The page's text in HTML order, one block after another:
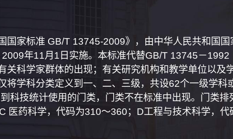
国家标准 GB/T 13745-2009》，由中华人民共和国
年11月1日实施。本标准代替GB/T 13745－
关科学家群体的出现；有关研究机构和教学单位以及
将学科分类定义到一、二、三级，共设62个一级学科
科技统计使用的门类，门类不在标准中出现。门类
医药科学，代码为310～360；D工程与技术科学，代